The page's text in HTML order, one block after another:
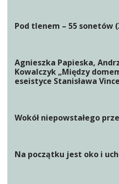
Pod tlenem – 55 sonetów
Agnieszka Papieska,
Kowalczyk „Między
eseistyce Stanisława
Wokół niepowstałego
Na początku jest oko i